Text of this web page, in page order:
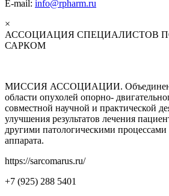
E-mail: info@rpharm.ru
×
АССОЦИАЦИЯ СПЕЦИАЛИСТОВ
САРКОМ
МИССИЯ АССОЦИАЦИИ.
области опухолей опорно-
совместной научной и практической
улучшения результатов лечения
другими патологическими процессами
аппарата.
https://sarcomarus.ru/
+7 (925) 288 5401